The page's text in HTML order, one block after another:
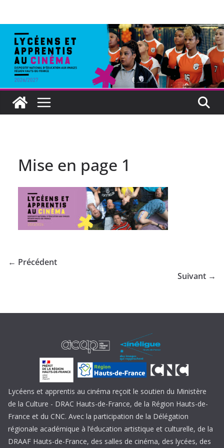
Mise en page 1
← Précédent
Suivant →
Lycéens et apprentis au cinéma reçoit le soutien du Ministère
de la Culture - DRAC Hauts-de-France, de la Région Hauts-de-
France et du CNC. Avec la participation de la Délégation
régionale académique à l’éducation artistique et culturelle, de la
DRAAF Hauts-de-France, des salles de cinéma, des lycées, des